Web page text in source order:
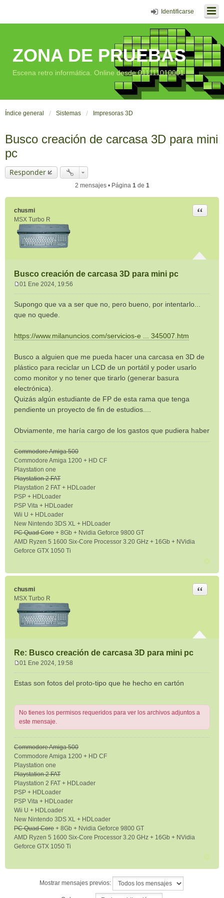
Identificarse
ZONA DE PRUEBAS
Escena retro informática. Online desde 011111010001
Índice general Sistemas Impresoras 3D
Busco creación de carcasa 3D para mini
pc
Responder
2 mensajes • Página 1de 1
chusmi
MSX Turbo R
Busco creación de carcasa 3D para mini pc
Citar
n
s
j
01 Ene 2024, 19:56
Supongo que va a ser que no, pero bueno, por intentarlo...
que no quede.
https://www.milanuncios.com/servicios-e ... 345007.htm
Busco a alguien que me pueda hacer una carcasa en 3D de
plástico para reciclar un LCD de un portátil y poder usarlo
como monitor y no tener que tirarlo (generar basura
electrónica).
Quizás algún estudiante de FP de esta rama que tenga
pendiente un proyecto de fin de estudios....
Obviamente, me haría cargo de los gastos que pudiera haber
Commodore Amiga 500
Commodore Amiga 1200 + HD CF
Playstation one
Playstation 2 FAT
Playstation 2 FAT + HDLoader
PSP + HDLoader
PSP Vita + HDLoader
Wii U + HDLoader
New Nintendo 3DS XL + HDLoader
PC Quad Core + 8Gb + Nvidia Geforce 9800 GT
AMD Ryzen 5 1600 Six-Core Processor 3.20 GHz + 16Gb + NVidia
Geforce GTX 1050 Ti
chusmi
MSX Turbo R
Re: Busco creación de carcasa 3D para mini pc
Citar
n
a
j
e
01 Ene 2024, 19:58
Estas son fotos del proto-tipo que he hecho en cartón
No tienes los permisos requeridos para ver los archivos adjuntos a
este mensaje.
Commodore Amiga 500
Commodore Amiga 1200 + HD CF
Playstation one
Playstation 2 FAT
Playstation 2 FAT + HDLoader
PSP + HDLoader
PSP Vita + HDLoader
Wii U + HDLoader
New Nintendo 3DS XL + HDLoader
PC Quad Core + 8Gb + Nvidia Geforce 9800 GT
AMD Ryzen 5 1600 Six-Core Processor 3.20 GHz + 16Gb + NVidia
Geforce GTX 1050 Ti
Mostrar mensajes previos: